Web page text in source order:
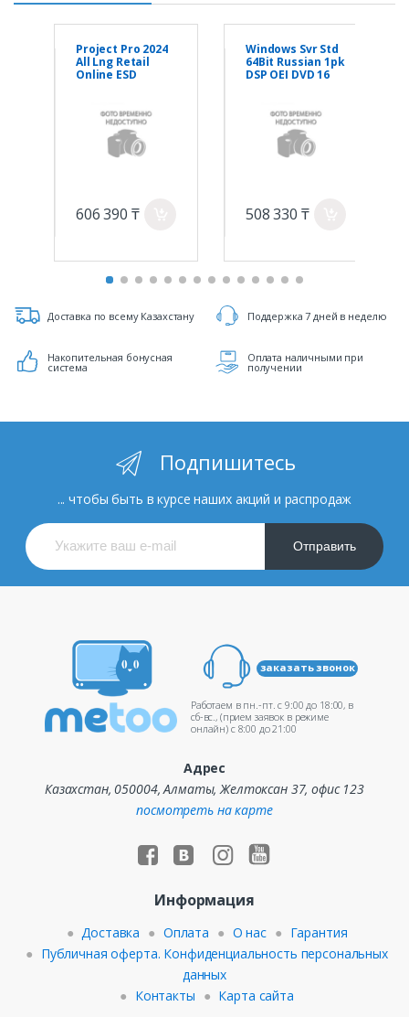
Project Pro 2024
All Lng Retail
Online ESD
606 390 ₸
Windows Svr Std
64Bit Russian 1pk
DSP OEI DVD 16
508 330 ₸
Доставка по всему Казахстану Поддержка 7 дней в неделю
Накопительная бонусная
система
Оплата наличными при
получении
Подпишитесь
... чтобы быть в курсе наших акций и распродаж
Отправить
заказать звонок
Работаем в пн.-пт. c 9:00 до 18:00, в
сб-вс., (прием заявок в режиме
онлайн) c 8:00 до 21:00
Адрес
Казахстан, 050004, Алматы, Желтоксан 37, офис 123
посмотреть на карте
Информация
Доставка Оплата О нас
Гарантия
Публичная оферта. Конфиденциальность персональных
данных
Контакты
Карта сайта